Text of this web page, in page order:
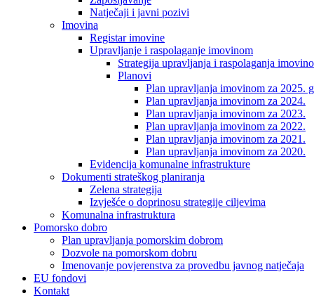
Natječaji i javni pozivi
Imovina
Registar imovine
Upravljanje i raspolaganje imovinom
Strategija upravljanja i raspolaganja
Planovi
Plan upravljanja imovinom za 2025.
Plan upravljanja imovinom za 2024.
Plan upravljanja imovinom za 2023.
Plan upravljanja imovinom za 2022.
Plan upravljanja imovinom za 2021.
Plan upravljanja imovinom za 2020.
Evidencija komunalne infrastrukture
Dokumenti strateškog planiranja
Zelena strategija
Izvješće o doprinosu strategije ciljevima
Komunalna infrastruktura
Pomorsko dobro
Plan upravljanja pomorskim dobrom
Dozvole na pomorskom dobru
Imenovanje povjerenstva za provedbu javnog natječaja
EU fondovi
Kontakt